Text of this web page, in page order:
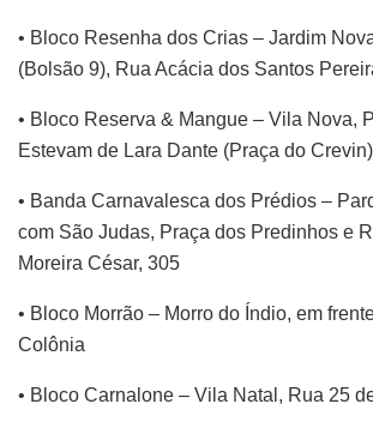
• Bloco Resenha dos Crias – Jardim
(Bolsão 9), Rua Acácia dos Santos
• Bloco Reserva & Mangue – Vila Nova,
Estevam de Lara Dante (Praça do Crevin)
• Banda Carnavalesca dos Prédios –
com São Judas, Praça dos Predinhos e
Moreira César, 305
• Bloco Morrão – Morro do Índio, em
Colônia
• Bloco Carnalone – Vila Natal, Rua 25